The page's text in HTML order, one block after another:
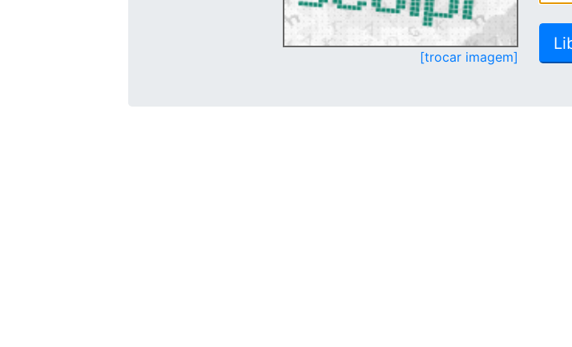
[trocar imagem]